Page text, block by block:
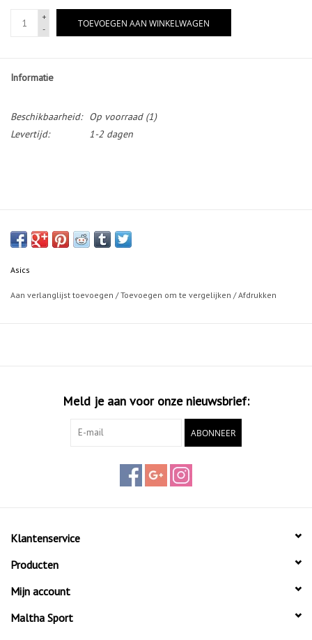
+
-
TOEVOEGEN AAN WINKELWAGEN
Informatie
Beschikbaarheid: Op voorraad(1)
Levertijd:
1-2 dagen
Asics
Aan verlanglijst toevoegen /Toevoegen om te vergelijken /Afdrukken
Meld je aan voor onze nieuwsbrief:
ABONNEER
Klantenservice
Producten
Mijn account
Maltha Sport